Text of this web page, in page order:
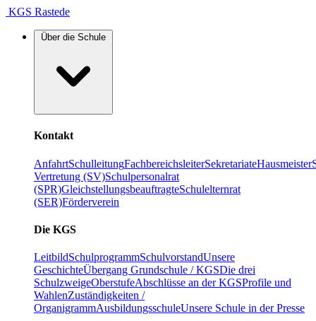
KGS Rastede
Über die Schule
Kontakt
AnfahrtSchulleitungFachbereichsleiterSekretariateHausmeister
Vertretung (SV)Schulpersonalrat
(SPR)GleichstellungsbeauftragteSchulelternrat
(SER)Förderverein
Die KGS
LeitbildSchulprogrammSchulvorstandUnsere
GeschichteÜbergang Grundschule / KGSDie drei
SchulzweigeOberstufeAbschlüsse an der KGSProfile und
WahlenZuständigkeiten /
OrganigrammAusbildungsschuleUnsere Schule in der Presse